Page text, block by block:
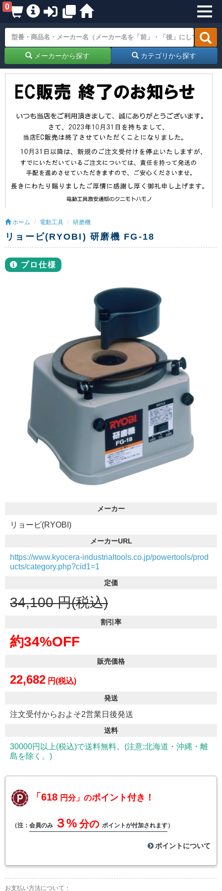
0
メーカーから探す カテゴリから探す
ホーム 電動工具 研磨機
リョービ(RYOBI) 研磨機 FG-18
プロ仕様
メーカー
リョービ(RYOBI)
メーカーURL
https://www.kyocera-industrialtools.co.jp/powertools/prod
ucts/category.php?cid1=1
定価
34,100 円(税込)
割引率
約34%OFF
販売価格
22,682 円(税込)
発送
注文受付からおよそ2営業日後発送
送料
30000円以上(税込)で送料無料。(注意:北海道・沖縄・離
島を除く。)
「618 円分」のポイント付き！
（注： 会員のみ ３% 分の ポイントが付加されます）
ポイントについて
お支払い方法について：